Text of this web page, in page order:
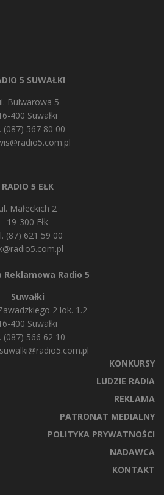
5 SUWAŁKI
Bulwarowa 5
400 Suwałki
(087) 567 80 00
RADIO 5 EŁK
ul. Małeckich 2
19-300 Ełk
(87) 621 59 00
Reklamowa Radio 5
Suwałki
2 lok. 1.2
400 Suwałki
(087) 566 62 10
KONKURSY
LUDZIE RADIA
REKLAMA
PATRONAT MEDIALNY
POLITYKA PRYWATNOŚCI
NADAWCA
KONTAKT